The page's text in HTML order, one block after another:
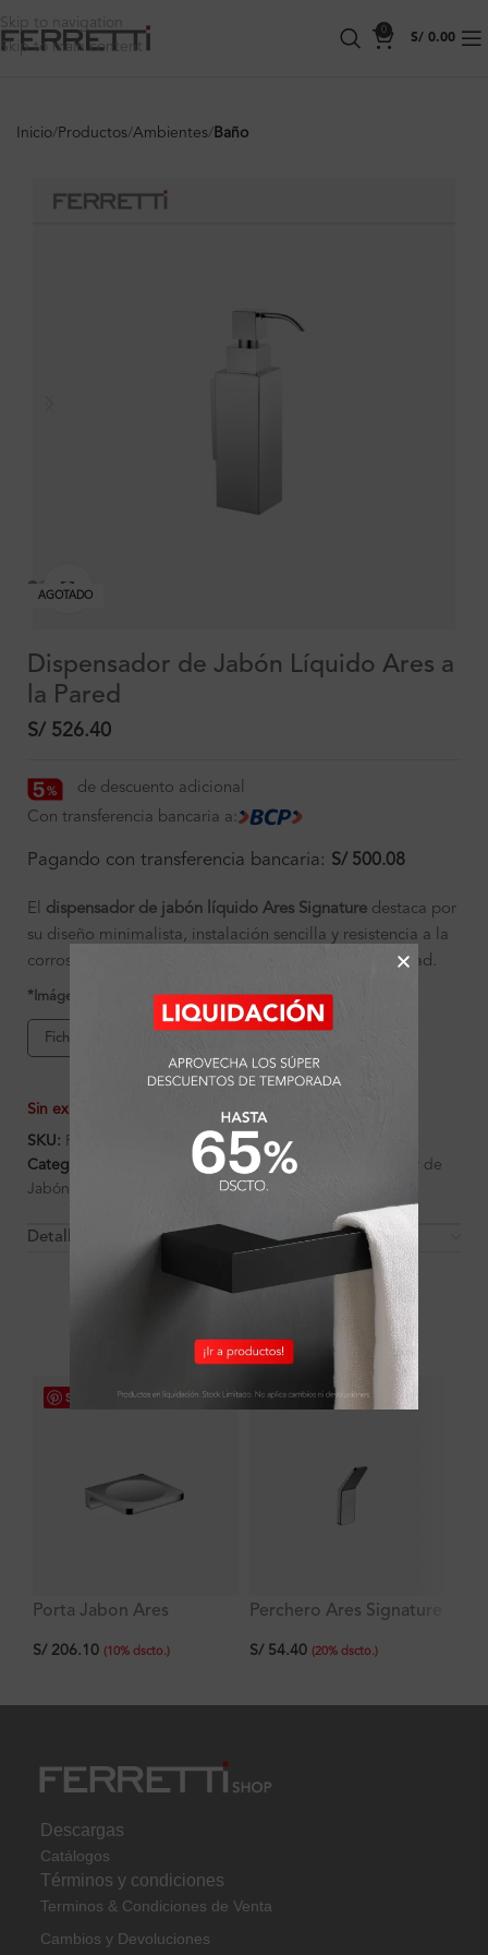
Skip to navigation
Skip to main content
0
S/ 0.00
Inicio Productos Ambientes Baño
AGOTADO
Dispensador de Jabón Líquido Ares a
la Pared
S/ 526.40
de descuento adicional
Con transferencia bancaria a:
Pagando con transferencia bancaria: S/ 500.08
El dispensador de jabón líquido Ares Signature destaca por
su diseño minimalista, instalación sencilla y resistencia a la
corrosión gracias a su acabado cromado de alta calidad.
*Imágenes referenciales
Ficha de producto
Sin existencias
SKU: FA2769
Categorías:
Ambientes, Baño
Dispensador de
Jabón
Detalles y Material
OTROS PRODUCTOS QUE PUEDEN
INTERESARTE
Save
Porta Jabon Ares
S/ 206.10 (10% dscto.)
Save
Perchero Ares Signature
S/54.40 (20% dscto.)
Descargas
Catálogos
Términos y condiciones
Terminos & Condiciones de Venta
Cambios y Devoluciones